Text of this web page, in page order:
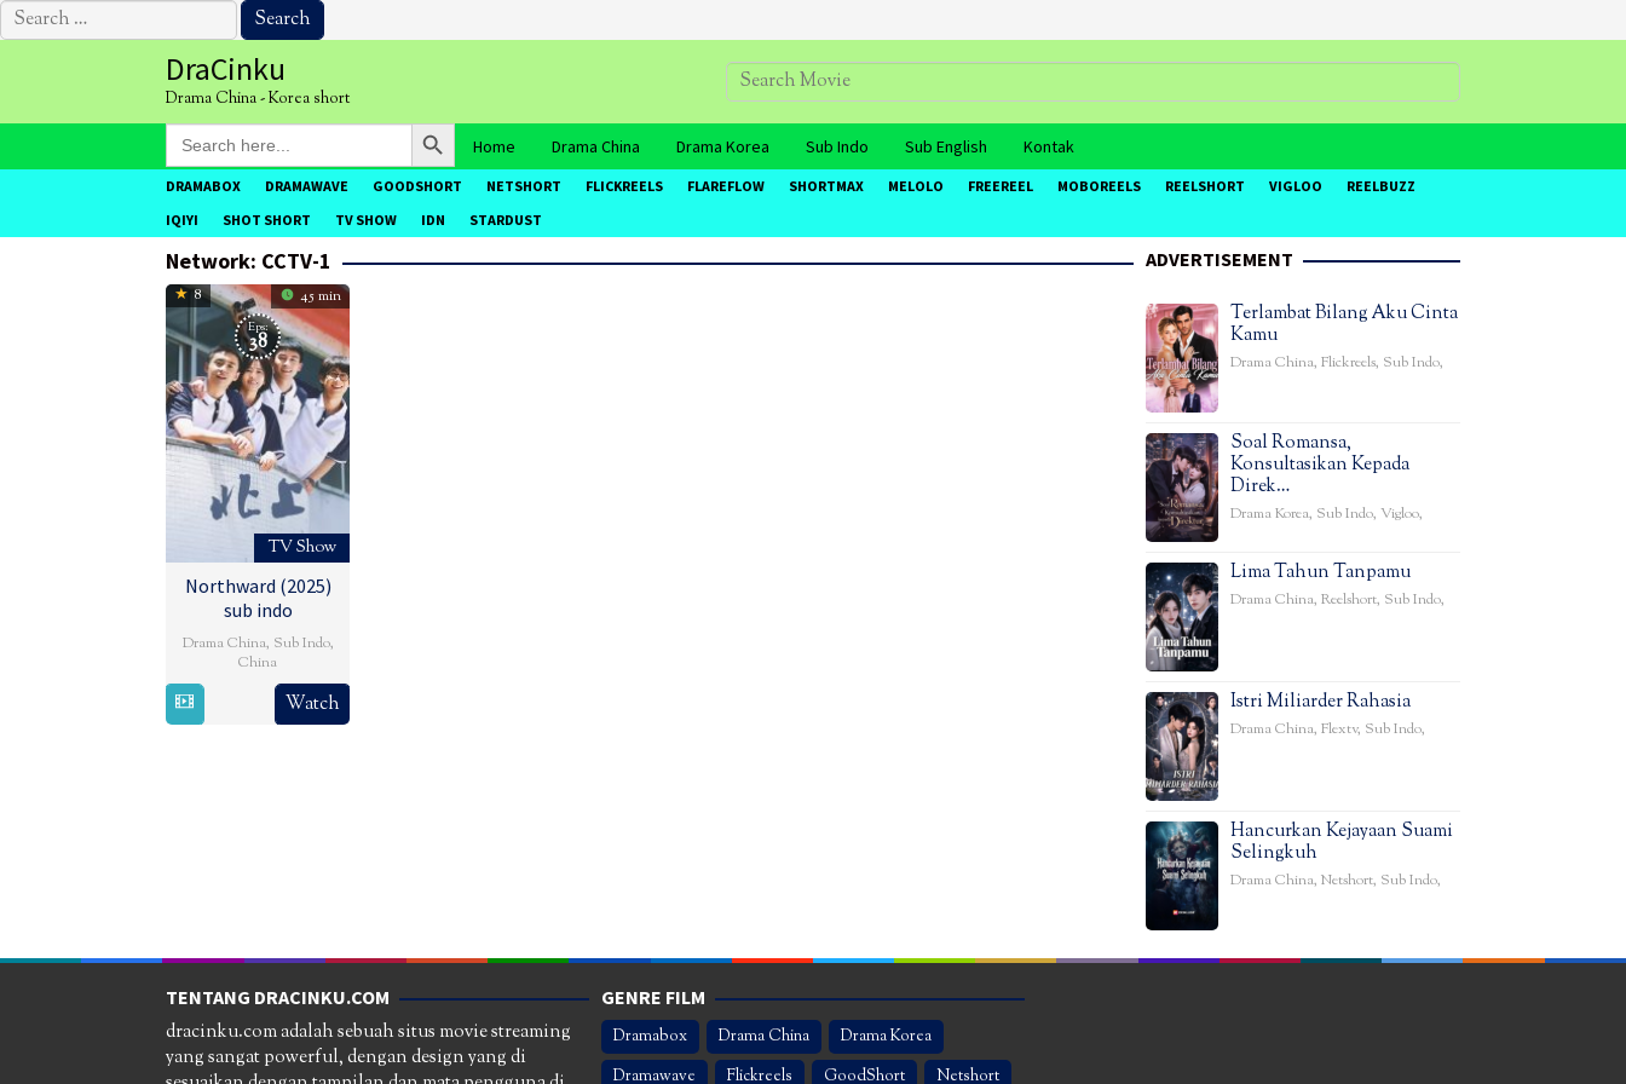
Search
for:
DraCinku
Drama China - Korea short
Search
for:
Search Button
Home Drama China Drama Korea Sub Indo Sub English Kontak
DRAMABOX DRAMAWAVE GOODSHORT NETSHORT FLICKREELS FLAREFLOW SHORTMAX MELOLO FREEREEL MOBOREELS REELSHORT VIGLOO
REELBUZZ
IQIYI
SHOT SHORT TV SHOW IDN STARDUST
Network: CCTV-1
8 45 min
Eps:
38
TV Show
Northward (2025)
sub indo
Drama China, Sub Indo,
China
Mar
Zechen
Watch
ADVERTISEMENT
Terlambat Bilang Aku Cinta
Kamu
Drama China, Flickreels, Sub Indo,
Soal Romansa,
Konsultasikan Kepada
Direk…
Drama Korea, Sub Indo, Vigloo,
Lima Tahun Tanpamu
Drama China, Reelshort, Sub Indo,
Istri Miliarder Rahasia
Drama China, Flextv, Sub Indo,
Hancurkan Kejayaan Suami
Selingkuh
Drama China, Netshort, Sub Indo,
TENTANG DRACINKU.COM
dracinku.com adalah sebuah situs movie streaming
yang sangat powerful, dengan design yang di
GENRE FILM
Dramabox Drama China
Drama Korea
Dramawave
Flickreels GoodShort Netshort